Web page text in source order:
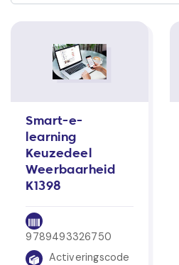
Smart-e-
learning
Keuzedeel
Weerbaarheid
K1398
9789493326750
Activeringscode